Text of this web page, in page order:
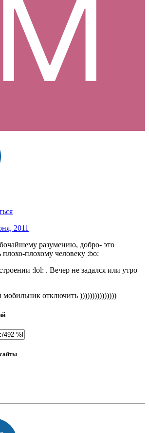
2011
разумению, добро- это
плохо-плохому человеку :bo:
:lol: . Вечер не задался или утро
мобильник отключить )))))))))))))))